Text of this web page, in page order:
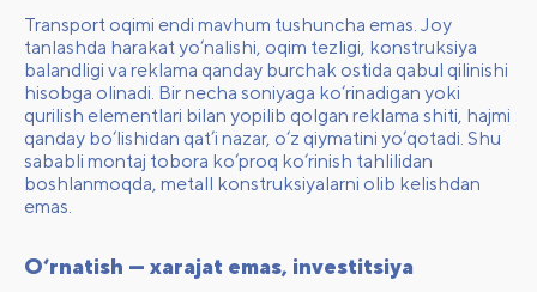
Transport oqimi endi mavhum tushuncha emas. Joy
tanlashda harakat yo‘nalishi, oqim tezligi, konstruksiya
balandligi va reklama qanday burchak ostida qabul qilinishi
hisobga olinadi. Bir necha soniyaga ko‘rinadigan yoki
qurilish elementlari bilan yopilib qolgan reklama shiti, hajmi
qanday bo‘lishidan qat’i nazar, o‘z qiymatini yo‘qotadi. Shu
sababli montaj tobora ko‘proq ko‘rinish tahlilidan
boshlanmoqda, metall konstruksiyalarni olib kelishdan
emas.
O‘rnatish — xarajat emas, investitsiya